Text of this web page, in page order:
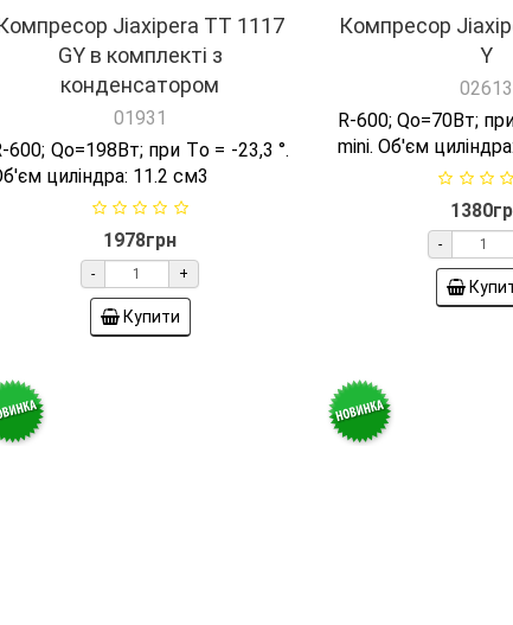
01931
R-600; Qо=198Вт; при Tо = -23,3 °.
- +
Купити
R-600; Qо=70Вт;
mini. Об'єм
-